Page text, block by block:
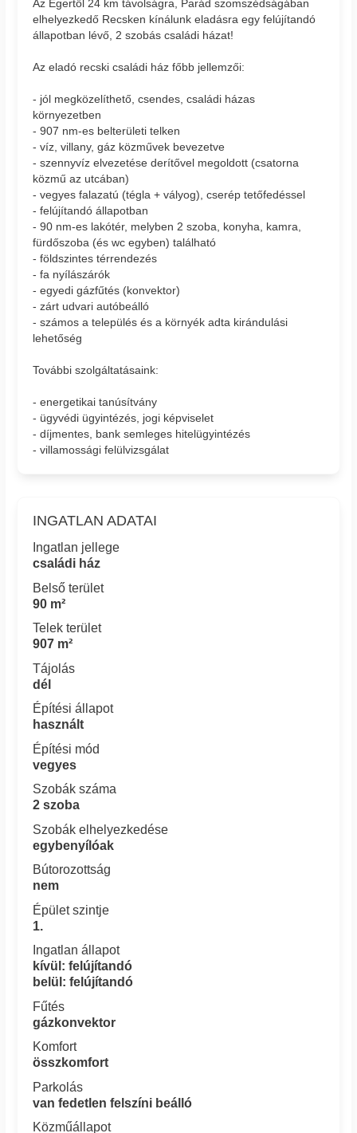
Az Egertől 24 km távolságra, Parád szomszédságában
elhelyezkedő Recsken kínálunk eladásra egy felújítandó
állapotban lévő, 2 szobás családi házat!
Az eladó recski családi ház főbb jellemzői:
- jól megközelíthető, csendes, családi házas
környezetben
- 907 nm-es belterületi telken
- víz, villany, gáz közművek bevezetve
- szennyvíz elvezetése derítővel megoldott (csatorna
közmű az utcában)
- vegyes falazatú (tégla + vályog), cserép tetőfedéssel
- felújítandó állapotban
- 90 nm-es lakótér, melyben 2 szoba, konyha, kamra,
fürdőszoba (és wc egyben) található
- földszintes térrendezés
- fa nyílászárók
- egyedi gázfűtés (konvektor)
- zárt udvari autóbeálló
- számos a település és a környék adta kirándulási
lehetőség
További szolgáltatásaink:
- energetikai tanúsítvány
- ügyvédi ügyintézés, jogi képviselet
- díjmentes, bank semleges hitelügyintézés
- villamossági felülvizsgálat
INGATLAN ADATAI
Ingatlan jellege
családi ház
Belső terület
90 m²
Telek terület
907 m²
Tájolás
dél
Építési állapot
használt
Építési mód
vegyes
Szobák száma
2 szoba
Szobák elhelyezkedése
egybenyílóak
Bútorozottság
nem
Épület szintje
1.
Ingatlan állapot
kívül: felújítandó
belül: felújítandó
Fűtés
gázkonvektor
Komfort
összkomfort
Parkolás
van fedetlen felszíni beálló
Közműállapot